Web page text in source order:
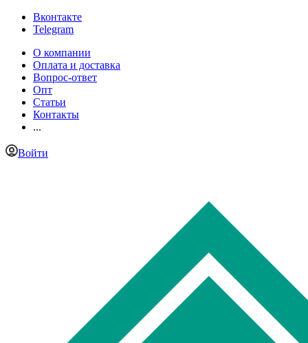
Вконтакте
Telegram
О компании
Оплата и доставка
Вопрос-ответ
Опт
Статьи
Контакты
...
Войти